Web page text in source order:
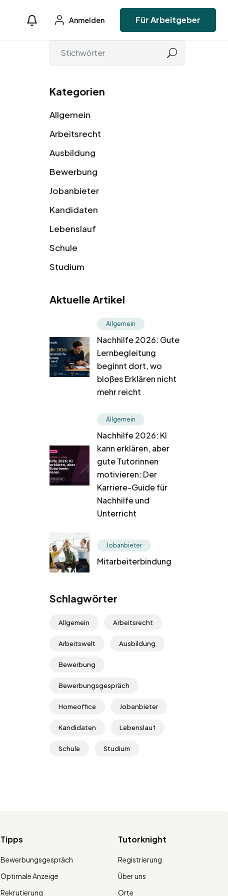
Anmelden Für Arbeitgeber
Kategorien
Allgemein
Arbeitsrecht
Ausbildung
Bewerbung
Jobanbieter
Kandidaten
Lebenslauf
Schule
Studium
Aktuelle Artikel
Allgemein
Nachhilfe 2026: Gute
Lernbegleitung
beginnt dort, wo
bloßes Erklären nicht
mehr reicht
Allgemein
Nachhilfe 2026: KI
kann erklären, aber
gute Tutorinnen
motivieren: Der
Karriere-Guide für
Nachhilfe und
Unterricht
Jobanbieter
Mitarbeiterbindung
Schlagwörter
Allgemein Arbeitsrecht
Arbeitswelt Ausbildung
Bewerbung
Bewerbungsgespräch
Homeoffice Jobanbieter
Kandidaten Lebenslauf
Schule Studium
Tipps
Bewerbungsgespräch
Optimale Anzeige
Rekrutierung
Tutorknight
Registrierung
Über uns
Orte